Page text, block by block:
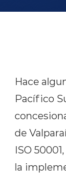
Hace
Pacífico
de
ISO
la